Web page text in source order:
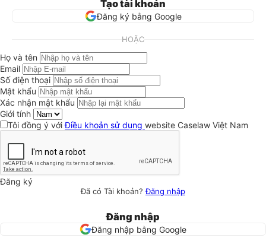
Tạo tài khoản
Đăng ký bằng Google
HOẶC
Họ và tên
Email
Số điện thoại
Mật khẩu
Xác nhận mật khẩu
Giới tính
Tôi đồng ý vớiĐiều khoản sử dụng website Caselaw Việt Nam
Đăng ký
Đã có Tài khoản?Đăng nhập
Đăng nhập
Đăng nhập bằng Google